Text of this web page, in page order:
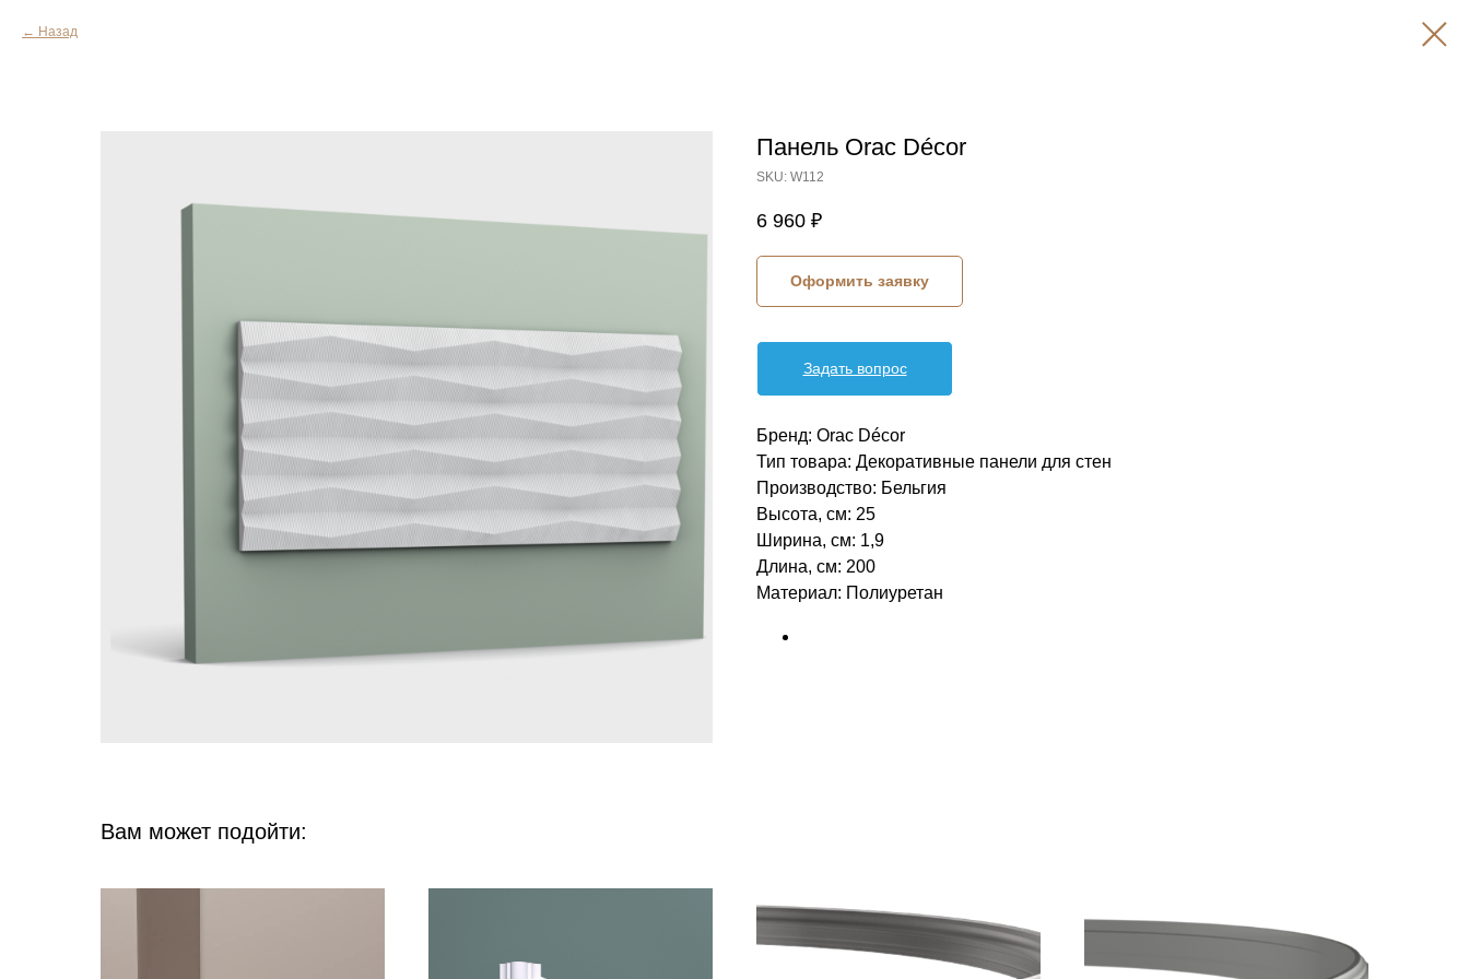
Назад
Панель Orac Décor
SKU: W112
6 960 ₽
Оформить заявку
Задать вопрос
Бренд: Orac Décor
Тип товара: Декоративные панели для стен
Производство: Бельгия
Высота, см: 25
Ширина, см: 1,9
Длина, см: 200
Материал: Полиуретан
Вам может подойти: